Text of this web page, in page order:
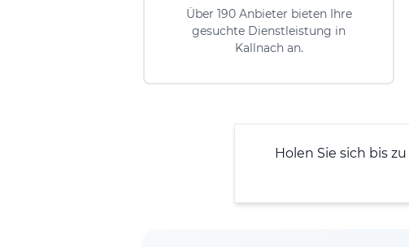
Über 190 Anbieter bieten Ihre
gesuchte Dienstleistung in
Kallnach an.
Holen Sie sich bis zu